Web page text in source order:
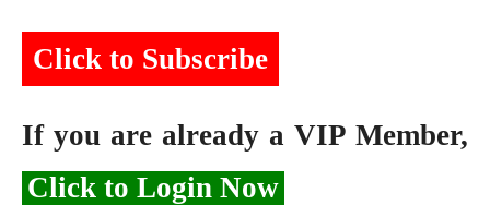
Click to Subscribe
If you are already a VIP Member,
Click to Login Now